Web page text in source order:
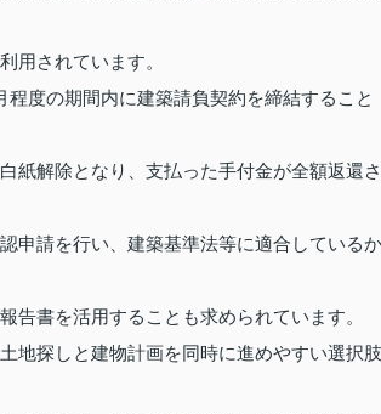
用されています。
度の期間内に建築請負契約を締結すること
紙解除となり、支払った手付金が全額返還さ
申請を行い、建築基準法等に適合しているか
告書を活用することも求められています。
地探しと建物計画を同時に進めやすい選択肢